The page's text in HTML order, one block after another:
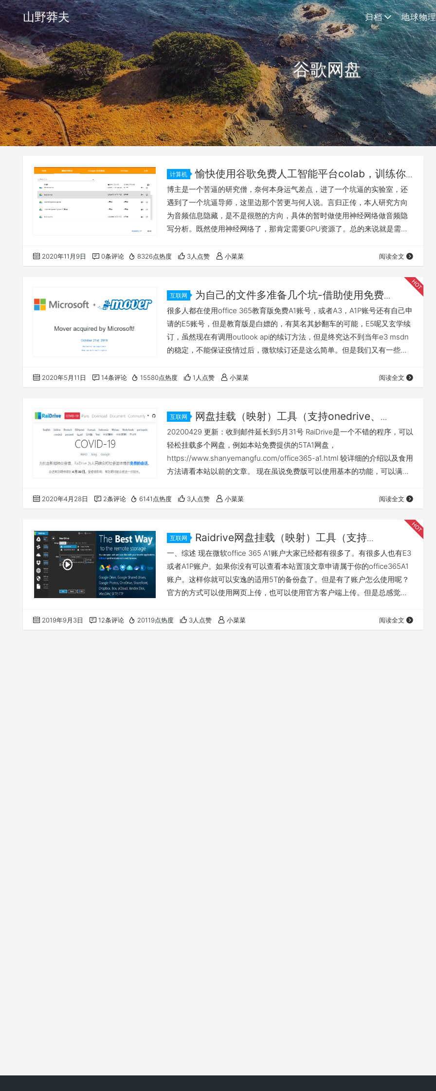
山野莽夫 归档 地球物
谷歌网盘
计算机
愉快使用谷歌免费人工智能平台colab，训练你
的神经网络模型，为你的学术生活添砖加瓦
博主是一个苦逼的研究僧，奈何本身运气差点，进了一个坑逼的实验室，还
遇到了一个坑逼导师，这里边那个苦更与何人说。言归正传，本人研究方向
为音频信息隐藏，是不是很憨的方向，具体的暂时做使用神经网络做音频隐
写分析。既然使用神经网络了，那肯定需要GPU资源了。总的来说就是需要
状，我一时半会搞不到GPU资源。但是天无绝人之路，谷歌提供了这个免费
的平台。国内飞桨也提供免费的资源，但是就没这个colab用着舒服，GPU资
2020年11月9日 0条评论 8326点热度 3人点赞 小菜菜 阅读全文
互联网
为自己的文件多准备几个坑-借助使用免费
Mover.io文件备份同步迁移工具安心的使用office 365
5T网盘（支持多种存储工具如onedrive和谷歌网盘）
很多人都在使用office 365教育版免费A1账号，或者A3，A1P账号还有自己申
请的E5账号，但是教育版是白嫖的，有莫名其妙翻车的可能，E5呢又玄学续
订，虽然现在有调用outlook api的续订方法，但是终究达不到当年e3 msdn
的稳定，不能保证疫情过后，微软续订还是这么简单。但是我们又有一些文
同全局，不同大佬提供的账号，翻车几率，翻车时间都不一定。而且有些大
佬有路子，甚至是正规的学校。所以我们最好把自己的文件多放几个坑。因
2020年5月11日 14条评论 15580点热度 1人点赞 小菜菜 阅读全文
互联网
网盘挂载（映射）工具（支持onedrive、
google drive）RaiDrive疫情期间限时使用专业版以及
一点使用google网盘的说明
20200429 更新：收到邮件延长到5月31号 RaiDrive是一个不错的程序，可以
轻松挂载多个网盘，例如本站免费提供的5TA1网盘，
https://www.shanyemangfu.com/office365-a1.html 较详细的介绍以及食用
方法请看本站以前的文章。 现在虽说免费版可以使用基本的功能，可以满足
会搞这个软件吧。但是最近疫情期间有个免费使用专业版的活动，有需要的
可以尝鲜一下。据说活动到4月30号，虽说有点晚，但是官方说可能会延期…
2020年4月28日 2条评论 6141点热度 3人点赞 小菜菜 阅读全文
互联网
Raidrive网盘挂载（映射）工具（支持
onedrive、google drive）下载以及使用方法。含谷歌
网盘挂载方法
一、综述 现在微软office 365 A1账户大家已经都有很多了。有很多人也有E3
或者A1P账户。如果你没有可以查看本站置顶文章申请属于你的office365A1
账户。这样你就可以安逸的适用5T的备份盘了。但是有了账户怎么使用呢？
官方的方式可以使用网页上传，也可以使用官方客户端上传。但是总感觉差
轻松的把我们的网盘存储映射到本地。会在我们的文件管理器生成一个带盘
符的虚拟盘。我们可以轻松的使用这个虚拟盘来管理我们的文件。不过可惜
2019年9月3日 12条评论 20119点热度 3人点赞 小菜菜 阅读全文